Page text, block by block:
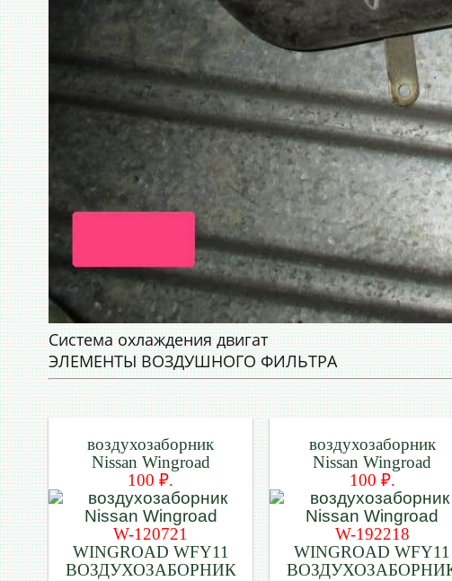
Система охлаждения двигат
ЭЛЕМЕНТЫ ВОЗДУШНОГО ФИЛЬТРА
воздухозаборник
Nissan Wingroad
100 ₽.
W-120721
WINGROAD WFY11
ВОЗДУХОЗАБОРНИК
воздухозаборник
Nissan Wingroad
100 ₽.
W-192218
WINGROAD WFY11